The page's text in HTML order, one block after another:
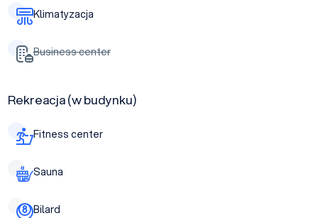
Klimatyzacja
Business center
Rekreacja (w budynku)
Fitness center
Sauna
Bilard